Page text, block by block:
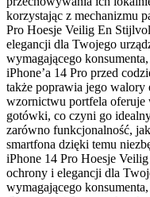
korzystając z mechanizmu
Pro Hoesje Veilig En
elegancji dla Twojego
wymagającego
iPhone’a 14 Pro przed
także poprawia jego walory
wzornictwu portfela oferuje
gotówki, co czyni go
zarówno funkcjonalność,
smartfona dzięki temu
iPhone 14 Pro Hoesje
ochrony i elegancji dla
wymagającego